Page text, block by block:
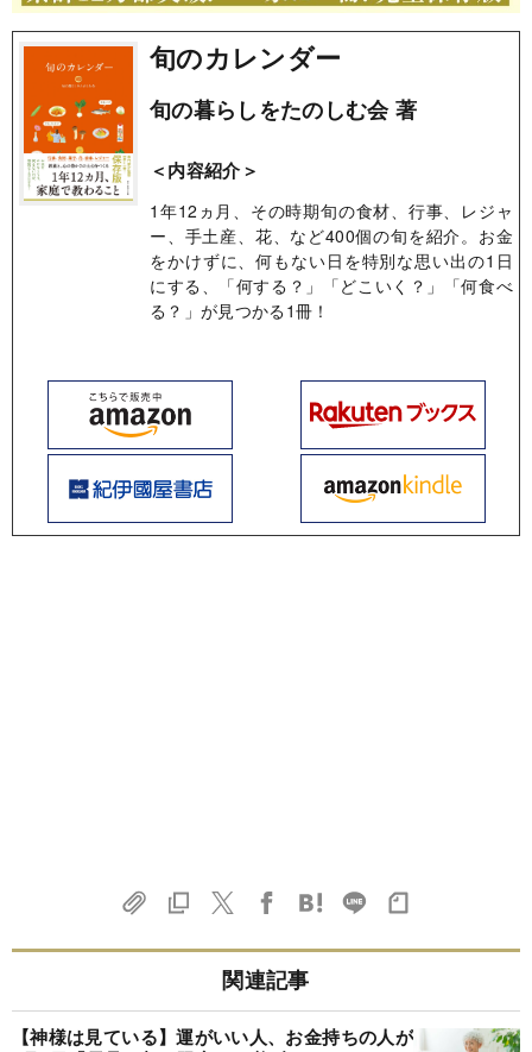
旬のカレンダー
旬の暮らしをたのしむ会 著
＜内容紹介＞
1年12ヵ月、その時期旬の食材、行事、レジャ
ー、手土産、花、など400個の旬を紹介。お金
をかけずに、何もない日を特別な思い出の1日
にする、「何する？」「どこいく？」「何食べ
る？」が見つかる1冊！
関連記事
【神様は見ている】運がいい人、お金持ちの人が